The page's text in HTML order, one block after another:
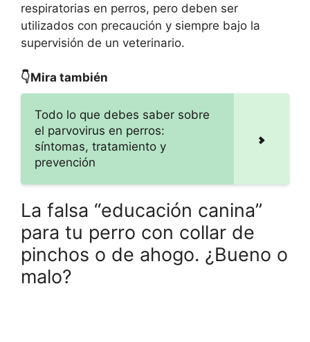
respiratorias en perros, pero deben ser
utilizados con precaución y siempre bajo la
supervisión de un veterinario.
👇Mira también
Todo lo que debes saber sobre
el parvovirus en perros:
síntomas, tratamiento y
prevención
La falsa “educación canina”
para tu perro con collar de
pinchos o de ahogo. ¿Bueno o
malo?